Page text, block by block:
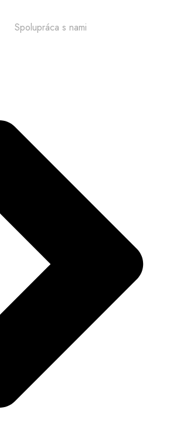
Spolupráca s nami